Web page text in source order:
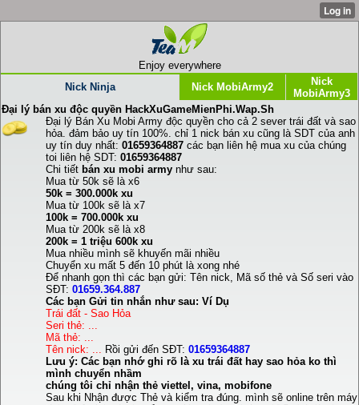
Enjoy everywhere
Nick Ninja
Nick MobiArmy2
Nick
MobiArmy3
Đại lý bán xu độc quyền HackXuGameMienPhi.Wap.Sh
Đại lý Bán Xu Mobi Army độc quyền cho cả 2 sever trái đất và sao
hỏa. đảm bảo uy tín 100%. chỉ 1 nick bán xu cũng là SDT của anh
uy tín duy nhất: 01659364887 các bạn liên hệ mua xu của chúng
toi liên hệ SDT: 01659364887
Chi tiết bán xu mobi army như sau:
Mua từ 50k sẽ là x6
50k = 300.000k xu
Mua từ 100k sẽ là x7
100k = 700.000k xu
Mua từ 200k sẽ là x8
200k = 1 triệu 600k xu
Mua nhiều mình sẽ khuyến mãi nhiều
Chuyển xu mất 5 đến 10 phút là xong nhé
Để nhanh gọn thì các bạn gửi: Tên nick, Mã số thẻ và Số seri vào
SĐT: 01659.364.887
Các bạn Gửi tin nhắn như sau: Ví Dụ
Trái đất - Sao Hỏa
Seri thẻ: ...
Mã thẻ: ...
Tên nick: ... Rồi gửi đến SĐT: 01659364887
Lưu ý: Các bạn nhớ ghi rõ là xu trái đất hay sao hỏa ko thì
mình chuyển nhầm
chúng tôi chỉ nhận thẻ viettel, vina, mobifone
Sau khi Nhận được Thẻ và kiểm tra đúng. mình sẽ online trên máy